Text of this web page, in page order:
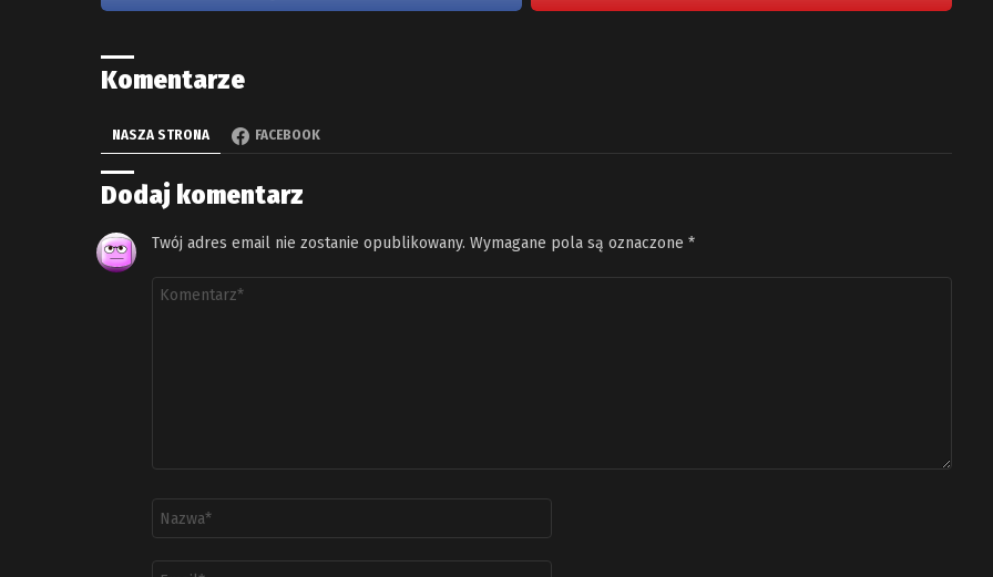
Komentarze
NASZA STRONA FACEBOOK
Dodaj komentarz
Twój adres email nie zostanie opublikowany. Wymagane pola są oznaczone *
Komentarz